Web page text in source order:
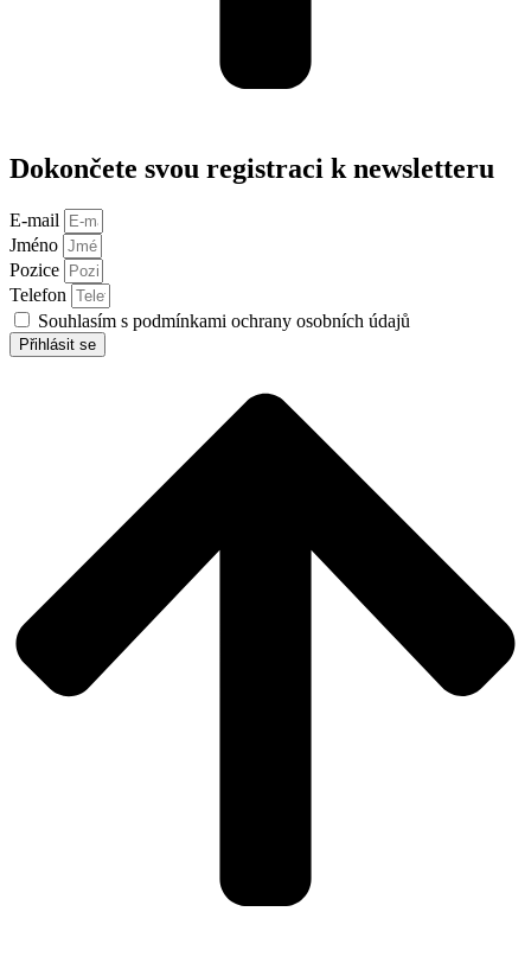
Dokončete svou registraci k newsletteru
E-mail
Jméno
Pozice
Telefon
Souhlasím s podmínkami ochrany osobních údajů
Přihlásit se